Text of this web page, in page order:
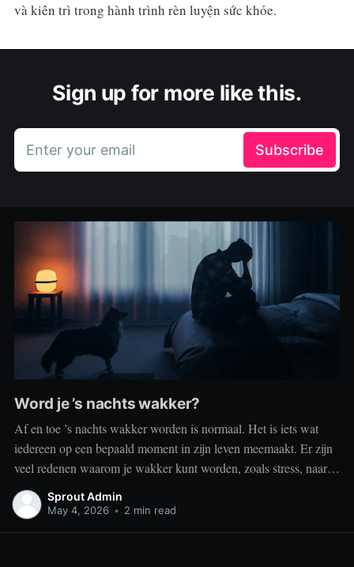
và kiên trì trong hành trình rèn luyện sức khỏe.
Sign up for more like this.
Enter your email Subscribe
Word je ’s nachts wakker?
Af en toe ’s nachts wakker worden is normaal. Het is iets wat
iedereen op een bepaald moment in zijn leven meemaakt. Er zijn
veel redenen waarom je wakker kunt worden, zoals stress, naar
het toilet moeten, je omgeving of medische aandoeningen die je
slaap beïnvloeden. Dit is geen probleem
Sprout Admin
May 4, 2026 • 2 min read